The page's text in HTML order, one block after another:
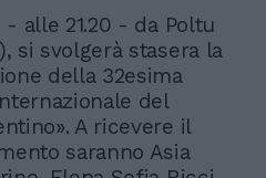
alle 21.20 - da Poltu
si svolgerà stasera la
della 32esima
del
A ricevere il
saranno Asia